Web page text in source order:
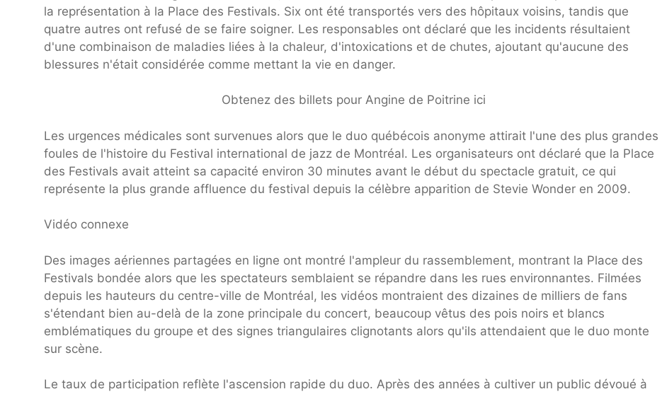
la représentation à la Place des Festivals. Six ont été transportés vers des hôpitaux voisins, tandis que
quatre autres ont refusé de se faire soigner. Les responsables ont déclaré que les incidents résultaient
d'une combinaison de maladies liées à la chaleur, d'intoxications et de chutes, ajoutant qu'aucune des
blessures n'était considérée comme mettant la vie en danger.
Obtenez des billets pour Angine de Poitrine ici
Les urgences médicales sont survenues alors que le duo québécois anonyme attirait l'une des plus grandes
foules de l'histoire du Festival international de jazz de Montréal. Les organisateurs ont déclaré que la Place
des Festivals avait atteint sa capacité environ 30 minutes avant le début du spectacle gratuit, ce qui
représente la plus grande affluence du festival depuis la célèbre apparition de Stevie Wonder en 2009.
Vidéo connexe
Des images aériennes partagées en ligne ont montré l'ampleur du rassemblement, montrant la Place des
Festivals bondée alors que les spectateurs semblaient se répandre dans les rues environnantes. Filmées
depuis les hauteurs du centre-ville de Montréal, les vidéos montraient des dizaines de milliers de fans
s'étendant bien au-delà de la zone principale du concert, beaucoup vêtus des pois noirs et blancs
emblématiques du groupe et des signes triangulaires clignotants alors qu'ils attendaient que le duo monte
sur scène.
Le taux de participation reflète l'ascension rapide du duo. Après des années à cultiver un public dévoué à